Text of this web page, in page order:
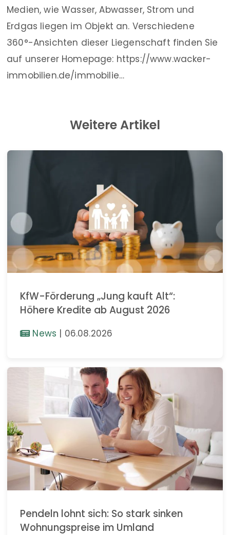
Medien, wie Wasser, Abwasser, Strom und
Erdgas liegen im Objekt an. Verschiedene
360°-Ansichten dieser Liegenschaft finden Sie
auf unserer Homepage: https://www.wacker-
immobilien.de/immobilie…
Weitere Artikel
KfW-Förderung „Jung kauft Alt“:
Höhere Kredite ab August 2026
News | 06.08.2026
Pendeln lohnt sich: So stark sinken
Wohnungspreise im Umland